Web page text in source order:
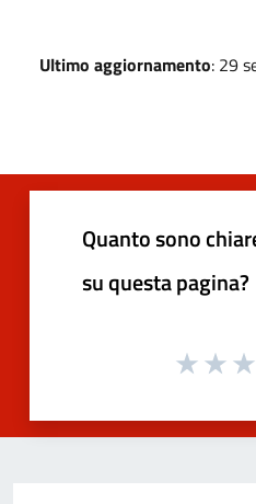
Ultimo aggiornamento: 29
Quanto sono
su questa pagina?